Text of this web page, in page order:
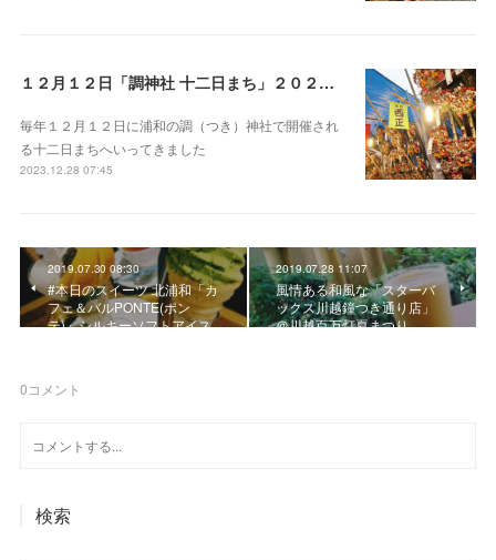
１２月１２日「調神社 十二日まち」２０２３ 浦和
毎年１２月１２日に浦和の調（つき）神社で開催され
る十二日まちへいってきました
2023.12.28 07:45
2019.07.30 08:30
#本日のスイーツ 北浦和「カ
フェ＆バルPONTE(ポン
テ)」シルキーソフトアイス
2019.07.28 11:07
風情ある和風な「スターバ
ックス川越鐘つき通り店」
＠川越百万灯夏まつり
0コメント
検索